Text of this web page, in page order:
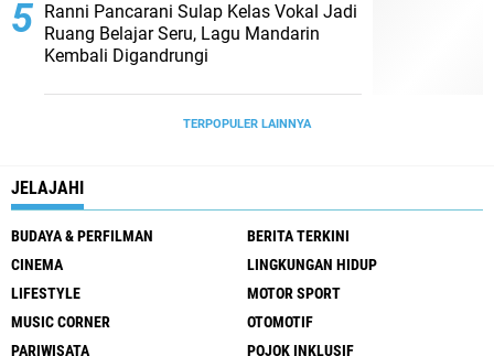
Ranni Pancarani Sulap Kelas Vokal Jadi
Ruang Belajar Seru, Lagu Mandarin
Kembali Digandrungi
TERPOPULER LAINNYA
JELAJAHI
BUDAYA & PERFILMAN
BERITA TERKINI
CINEMA
LINGKUNGAN HIDUP
LIFESTYLE
MOTOR SPORT
MUSIC CORNER
OTOMOTIF
PARIWISATA
POJOK INKLUSIF